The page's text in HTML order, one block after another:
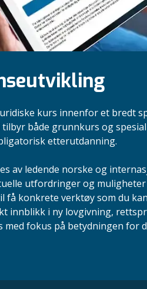
kurs innenfor et bredt
tilbyr både grunnkurs og
etterutdanning.
av ledende norske og
utfordringer og
få konkrete verktøy som du
innblikk i ny lovgivning,
fokus på betydningen for